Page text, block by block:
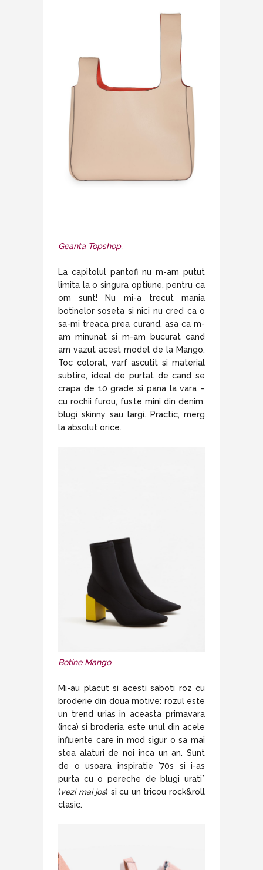
Geanta Topshop.
La capitolul pantofi nu m-am putut
limita la o singura optiune, pentru ca
om sunt! Nu mi-a trecut mania
botinelor soseta si nici nu cred ca o
sa-mi treaca prea curand, asa ca m-
am minunat si m-am bucurat cand
am vazut acest model de la Mango.
Toc colorat, varf ascutit si material
subtire, ideal de purtat de cand se
crapa de 10 grade si pana la vara –
cu rochii furou, fuste mini din denim,
blugi skinny sau largi. Practic, merg
la absolut orice.
Botine Mango
Mi-au placut si acesti saboti roz cu
broderie din doua motive: rozul este
un trend urias in aceasta primavara
(inca) si broderia este unul din acele
influente care in mod sigur o sa mai
stea alaturi de noi inca un an. Sunt
de o usoara inspiratie ’70s si i-as
purta cu o pereche de blugi urati*
(vezi mai jos) si cu un tricou rock&roll
clasic.